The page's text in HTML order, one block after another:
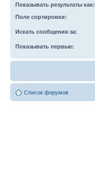
Показывать результаты как:
Поле сортировки:
Искать сообщения за:
Показывать первые:
Список форумов